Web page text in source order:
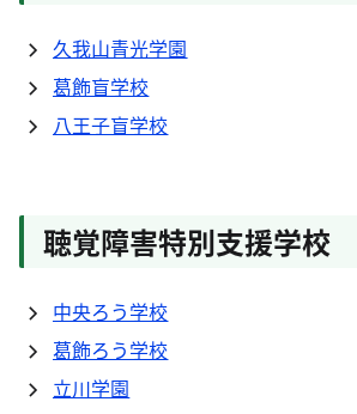
久我山青光学園
葛飾盲学校
八王子盲学校
聴覚障害特別支援学校
中央ろう学校
葛飾ろう学校
立川学園